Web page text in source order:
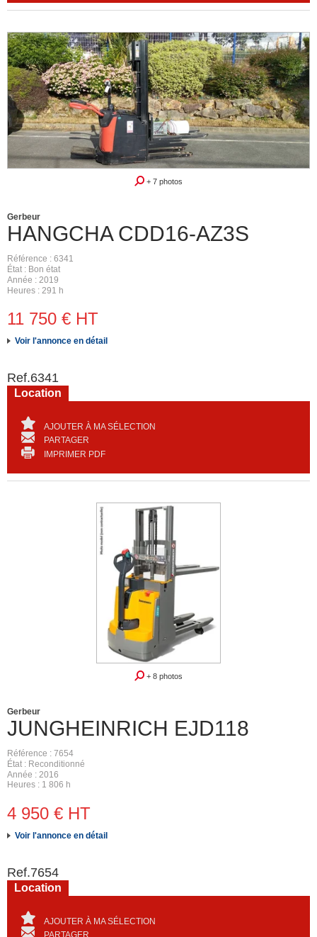
+ 7 photos
HANGCHA CDD16-AZ3S
Gerbeur
Référence
6341
État
Bon état
Année
2019
Heures
291 h
11 750 € HT
Voir l'annonce en détail
Ref.6341
Location
AJOUTER À MA SÉLECTION
PARTAGER
IMPRIMER PDF
+ 8 photos
JUNGHEINRICH EJD118
Gerbeur
Référence
7654
État
Reconditionné
Année
2016
Heures
1 806 h
4 950 € HT
Voir l'annonce en détail
Ref.7654
Location
AJOUTER À MA SÉLECTION
PARTAGER